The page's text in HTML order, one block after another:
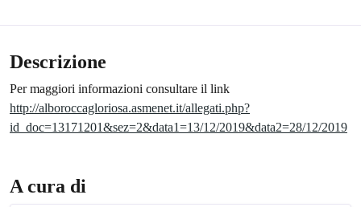
Descrizione
Per maggiori informazioni consultare il link
http://alboroccagloriosa.asmenet.it/allegati.php?
id_doc=13171201&sez=2&data1=13/12/2019&data2=28/12/2019
A cura di